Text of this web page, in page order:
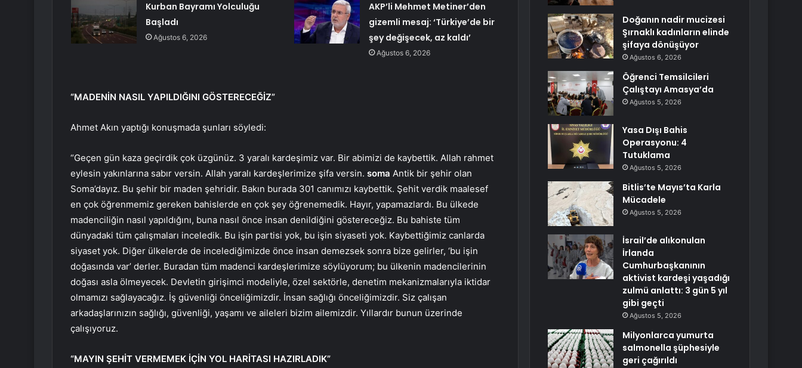
Kurban Bayramı Yolculuğu
Başladı
Ağustos 6, 2026
AKP’li Mehmet Metiner’den
gizemli mesaj: ‘Türkiye’de bir
şey değişecek, az kaldı’
Ağustos 6, 2026
“MADENİN NASIL YAPILDIĞINI GÖSTERECEĞİZ”
Ahmet Akın yaptığı konuşmada şunları söyledi:
“Geçen gün kaza geçirdik çok üzgünüz. 3 yaralı kardeşimiz var. Bir abimizi de kaybettik. Allah rahmet
eylesin yakınlarına sabır versin. Allah yaralı kardeşlerimize şifa versin. soma Antik bir şehir olan
Soma’dayız. Bu şehir bir maden şehridir. Bakın burada 301 canımızı kaybettik. Şehit verdik maalesef
en çok öğrenmemiz gereken bahislerde en çok şey öğrenemedik. Hayır, yapamazlardı. Bu ülkede
madenciliğin nasıl yapıldığını, buna nasıl önce insan denildiğini göstereceğiz. Bu bahiste tüm
dünyadaki tüm çalışmaları inceledik. Bu işin partisi yok, bu işin siyaseti yok. Kaybettiğimiz canlarda
siyaset yok. Diğer ülkelerde de incelediğimizde önce insan demezsek sonra bize gelirler, ‘bu işin
doğasında var’ derler. Buradan tüm madenci kardeşlerimize söylüyorum; bu ülkenin madencilerinin
doğası asla ölmeyecek. Devletin girişimci modeliyle, özel sektörle, denetim mekanizmalarıyla iktidar
olmamızı sağlayacağız. İş güvenliği önceliğimizdir. İnsan sağlığı önceliğimizdir. Siz çalışan
arkadaşlarınızın sağlığı, güvenliği, yaşamı ve aileleri bizim ailemizdir. Yıllardır bunun üzerinde
çalışıyoruz.
“MAYIN ŞEHİT VERMEMEK İÇİN YOL HARİTASI HAZIRLADIK”
Doğanın nadir mucizesi
Şırnaklı kadınların elinde
şifaya dönüşüyor
Ağustos 6, 2026
Öğrenci Temsilcileri
Çalıştayı Amasya’da
Ağustos 5, 2026
Yasa Dışı Bahis
Operasyonu: 4
Tutuklama
Ağustos 5, 2026
Bitlis’te Mayıs’ta Karla
Mücadele
Ağustos 5, 2026
İsrail’de alıkonulan
İrlanda
Cumhurbaşkanının
aktivist kardeşi yaşadığı
zulmü anlattı: 3 gün 5 yıl
gibi geçti
Ağustos 5, 2026
Milyonlarca yumurta
salmonella şüphesiyle
geri çağırıldı